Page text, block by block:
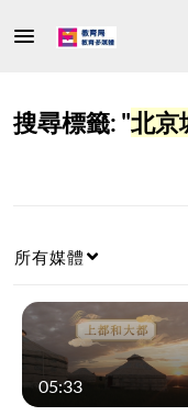
搜尋標籤: "北京
所有媒體
05:33